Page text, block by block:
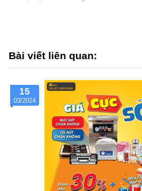
Bài viết liên quan:
15
03/2024